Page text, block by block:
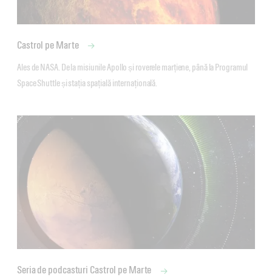
Castrol pe Marte
Ales de NASA. De la misiunile Apollo și roverele marțiene, până la Programul
Space Shuttle și stația spațială internațională.
Seria de podcasturi Castrol pe Marte